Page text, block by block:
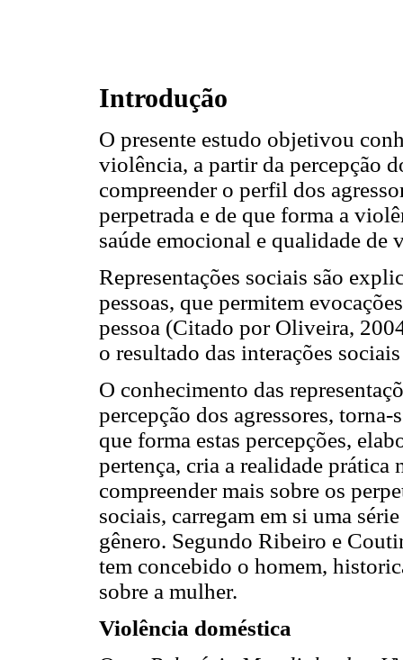
Introdução
O presente estudo objetivou
violência, a partir da percepção
compreender o perfil dos
perpetrada e de que forma a
saúde emocional e qualidade de
Representações sociais são
pessoas, que permitem
pessoa (Citado por Oliveira,
o resultado das interações
O conhecimento das
percepção dos agressores,
que forma estas percepções,
pertença, cria a realidade prática
compreender mais sobre os
sociais, carregam em si uma
gênero. Segundo Ribeiro e
tem concebido o homem,
sobre a mulher.
Violência doméstica